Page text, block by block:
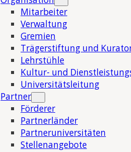
Mitarbeiter
Verwaltung
Gremien
Trägerstiftung und
Lehrstühle
Kultur- und
Universitätsleitung
Partner
Förderer
Partnerländer
Partneruniversitäten
Stellenangebote